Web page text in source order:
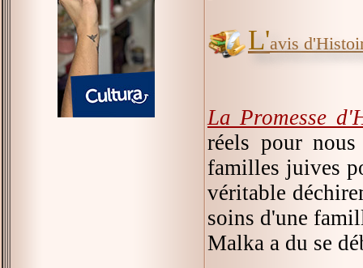
L'avis
La Promesse
réels pour
familles juives
véritable
soins d'une
Malka a du se